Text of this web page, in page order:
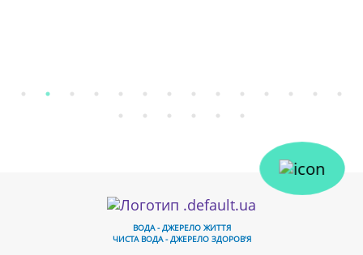
ВОДА - ДЖЕРЕЛО ЖИТТЯ
ЧИСТА ВОДА - ДЖЕРЕЛО ЗДОРОВ'Я